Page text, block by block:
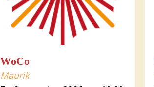
WoCo
Maurik